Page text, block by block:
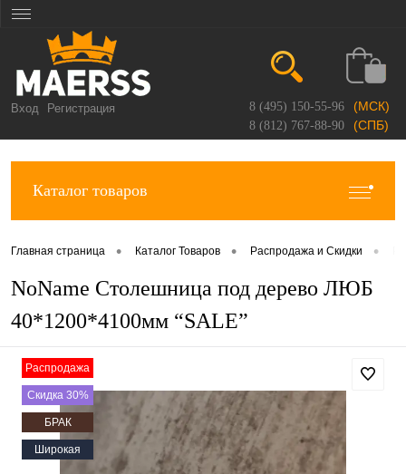
Вход Регистрация 8 (495) 150-55-96 (МСК)
8 (812) 767-88-90 (СПБ)
Каталог товаров
Главная страница • Каталог Товаров • Распродажа и Скидки •
NoName Столешница под дерево ЛЮБ
40*1200*4100мм “SALE”
Распродажа
Скидка 30%
БРАК
Широкая